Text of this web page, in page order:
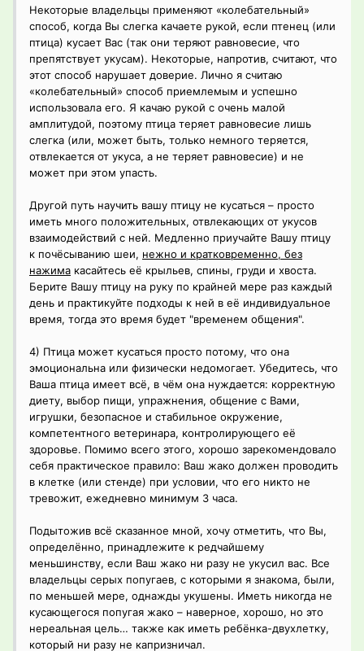
Некоторые владельцы применяют «колебательный»
способ, когда Вы слегка качаете рукой, если птенец (или
птица) кусает Вас (так они теряют равновесие, что
препятствует укусам). Некоторые, напротив, считают, что
этот способ нарушает доверие. Лично я считаю
«колебательный» способ приемлемым и успешно
использовала его. Я качаю рукой с очень малой
амплитудой, поэтому птица теряет равновесие лишь
слегка (или, может быть, только немного теряется,
отвлекается от укуса, а не теряет равновесие) и не
может при этом упасть.
Другой путь научить вашу птицу не кусаться – просто
иметь много положительных, отвлекающих от укусов
взаимодействий с ней. Медленно приучайте Вашу птицу
к почёсыванию шеи, нежно и кратковременно, без
нажима касайтесь её крыльев, спины, груди и хвоста.
Берите Вашу птицу на руку по крайней мере раз каждый
день и практикуйте подходы к ней в её индивидуальное
время, тогда это время будет "временем общения".
4) Птица может кусаться просто потому, что она
эмоциональна или физически недомогает. Убедитесь, что
Ваша птица имеет всё, в чём она нуждается: корректную
диету, выбор пищи, упражнения, общение с Вами,
игрушки, безопасное и стабильное окружение,
компетентного ветеринара, контролирующего её
здоровье. Помимо всего этого, хорошо зарекомендовало
себя практическое правило: Ваш жако должен проводить
в клетке (или стенде) при условии, что его никто не
тревожит, ежедневно минимум 3 часа.
Подытожив всё сказанное мной, хочу отметить, что Вы,
определённо, принадлежите к редчайшему
меньшинству, если Ваш жако ни разу не укусил вас. Все
владельцы серых попугаев, с которыми я знакома, были,
по меньшей мере, однажды укушены. Иметь никогда не
кусающегося попугая жако – наверное, хорошо, но это
нереальная цель… также как иметь ребёнка-двухлетку,
который ни разу не капризничал.